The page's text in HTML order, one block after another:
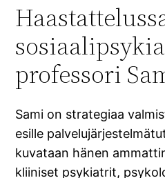
professori
Sami on strategiaa
esille
kuvataan hänen
kliiniset psykiatrit,